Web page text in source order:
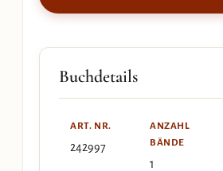
Buchdetails
ART. NR.
242997
ANZAHL
BÄNDE
1